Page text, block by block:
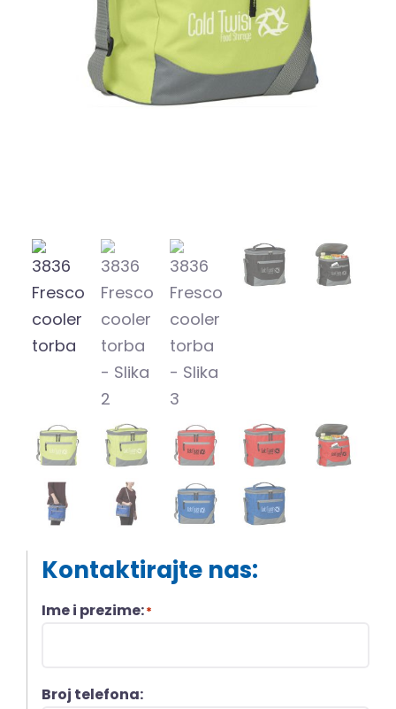
Kontaktirajte nas:
Ime i prezime:*
Broj telefona: